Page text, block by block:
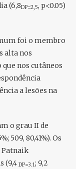
(6,8DP=2,5, p<0.05)
foi o membro
alta nos
que nos cutâneos
a lesões na
o grau II de
509, 80,41%). Os
Patnaik
(9,4 DP=3.1; 9,2